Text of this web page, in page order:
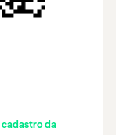
cadastro da